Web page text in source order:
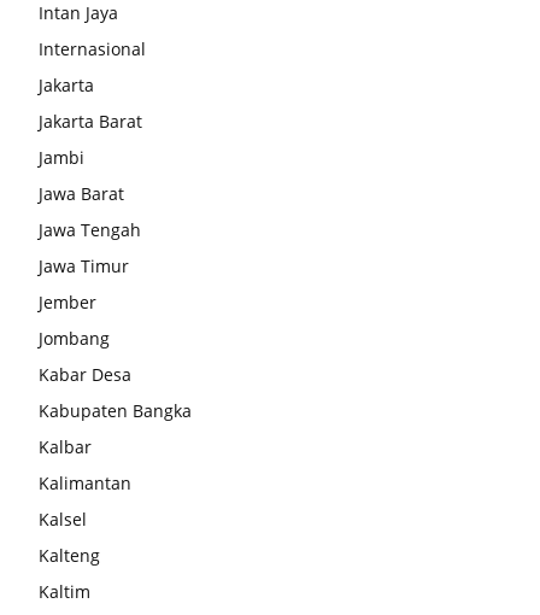
Intan Jaya
Internasional
Jakarta
Jakarta Barat
Jambi
Jawa Barat
Jawa Tengah
Jawa Timur
Jember
Jombang
Kabar Desa
Kabupaten Bangka
Kalbar
Kalimantan
Kalsel
Kalteng
Kaltim